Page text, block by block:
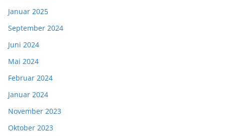
Januar 2025
September 2024
Juni 2024
Mai 2024
Februar 2024
Januar 2024
November 2023
Oktober 2023